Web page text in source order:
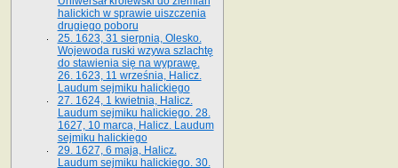
halickich w sprawie uiszczenia
drugiego poboru
25. 1623, 31 sierpnia, Olesko.
Wojewoda ruski wzywa szlachtę
do stawienia się na wyprawę.
26. 1623, 11 września, Halicz.
Laudum sejmiku halickiego
27. 1624, 1 kwietnia, Halicz.
Laudum sejmiku halickiego. 28.
1627, 10 marca, Halicz. Laudum
sejmiku halickiego
29. 1627, 6 maja, Halicz.
Laudum sejmiku halickiego. 30.